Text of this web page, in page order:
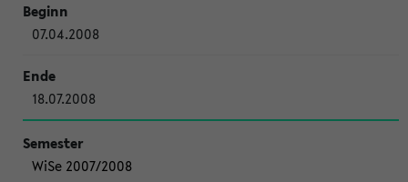
07.04.2008
18.07.2008
WiSe 2007/2008